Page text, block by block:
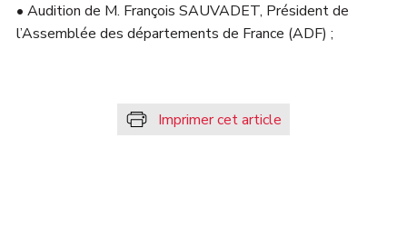
• Audition de M. François SAUVADET, Président de
l’Assemblée des départements de France (ADF) ;
Imprimer cet article